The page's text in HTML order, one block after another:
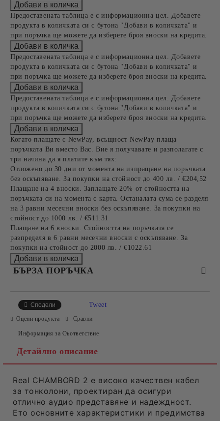
Предоставената таблица е с информационна цел. Добавете
продукта в количката си с бутона "Добави в количката" и
при поръчка ще можете да изберете броя вноски на кредита.
Предоставената таблица е с информационна цел. Добавете
продукта в количката си с бутона "Добави в количката" и
при поръчка ще можете да изберете броя вноски на кредита.
Предоставената таблица е с информационна цел. Добавете
продукта в количката си с бутона "Добави в количката" и
при поръчка ще можете да изберете броя вноски на кредита.
Когато плащате с NewPay, всъщност NewPay плаща
поръчката Ви вместо Вас. Вие я получавате и разполагате с
три начина да я платите към тях:
Отложено до 30 дни от момента на изпращане на поръчката
без оскъпяване. За покупки на стойност до 400 лв. / €204,52
Плащане на 4 вноски. Заплащате 20% от стойността на
поръчката си на момента с карта. Останалата сума се разделя
на 3 равни месечни вноски без оскъпяване. За покупки на
стойност до 1000 лв. / €511.31
Плащане на 6 вноски. Стойността на поръчката се
разпределя в 6 равни месечни вноски с оскъпяване. За
покупки на стойност до 2000 лв. / €1022.61
БЪРЗА ПОРЪЧКА
Съгласен съм с
Ние ще се свържем с вас в рамките на работния ден.
Сподели Tweet
Оцени продукта Сравни
Информация за Съответствие
Детайлно описание
Real CHAMBORD 2 е високо качествен кабел
за тонколони, проектиран да осигури
отлично аудио представяне и надеждност.
Ето основните характеристики и предимства